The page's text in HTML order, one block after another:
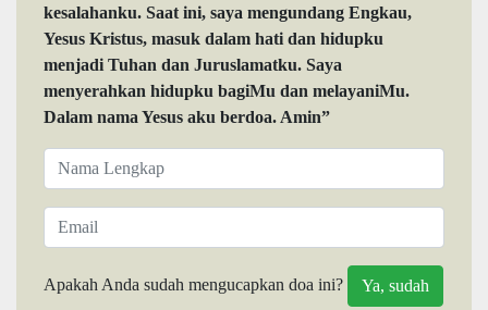
kesalahanku. Saat ini, saya mengundang Engkau,
Yesus Kristus, masuk dalam hati dan hidupku
menjadi Tuhan dan Juruslamatku. Saya
menyerahkan hidupku bagiMu dan melayaniMu.
Dalam nama Yesus aku berdoa. Amin”
Apakah Anda sudah mengucapkan doa ini?